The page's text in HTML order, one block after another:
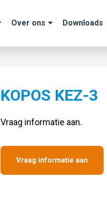
Over ons Downloads
KOPOS KEZ-3
Vraag informatie aan.
Vraag informatie aan